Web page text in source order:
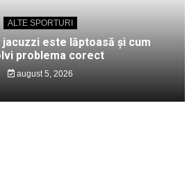
ALTE SPORTURI
jacuzzi este lăptoasă și cum
problema corect
august 5, 2026